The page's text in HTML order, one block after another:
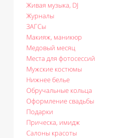
Живая музыка, DJ
Журналы
ЗАГСы
Макияж, маникюр
Медовый месяц
Места для фотосессий
Мужские костюмы
Нижнее белье
Обручальные кольца
Оформление свадьбы
Подарки
Прическа, имидж
Салоны красоты